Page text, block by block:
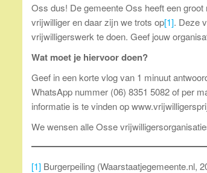
Oss dus! De gemeente Oss heeft een
vrijwilliger en daar zijn we trots op[1]. Deze
vrijwilligerswerk te doen. Geef jouw
Wat moet je hiervoor doen?
Geef in een korte vlog van 1 minuut
WhatsApp nummer (06) 8351 5082 of per
informatie is te vinden op
We wensen alle Osse
[1] Burgerpeiling (Waarstaatjegemeente.nl,